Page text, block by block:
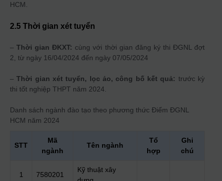
HCM.
2.5 Thời gian xét tuyển
–Thời gian ĐKXT: cùng với thời gian đăng ký thi ĐGNL đợt
2, từ ngày 16/04/2024 đến ngày 07/05/2024
–Thời gian xét tuyển, lọc ảo, công bố kết quả: trước kỳ
thi tốt nghiệp THPT năm 2024.
Danh sách ngành đào tạo theo phương thức Điểm ĐGNL
HCM năm 2024
STT
Mã
ngành
Tên ngành
Tổ
hợp
Ghi
chú
1 7580201
Kỹ thuật xây